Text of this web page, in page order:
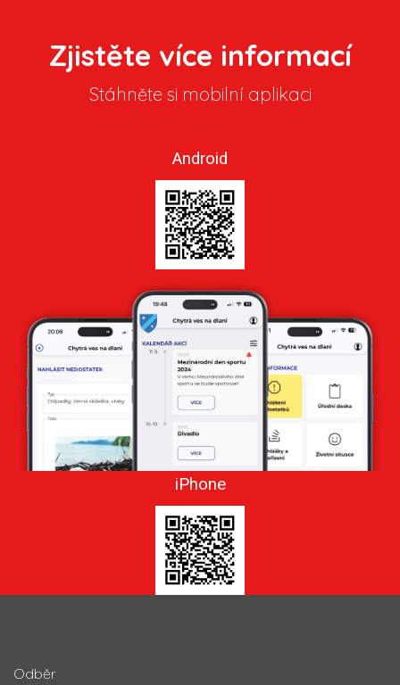
Zjistěte více informací
Stáhněte si mobilní aplikaci
Android
iPhone
Odběr